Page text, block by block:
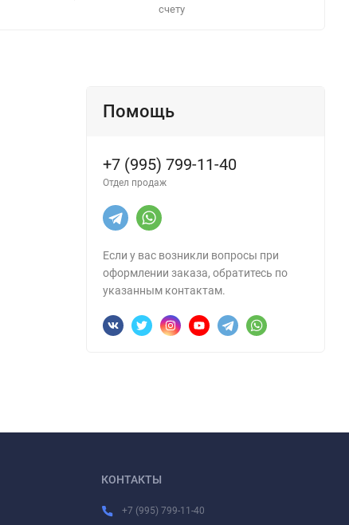
счету
Помощь
+7 (995) 799-11-40
Отдел продаж
Если у вас возникли вопросы при
оформлении заказа, обратитесь по
указанным контактам.
КОНТАКТЫ
+7 (995) 799-11-40